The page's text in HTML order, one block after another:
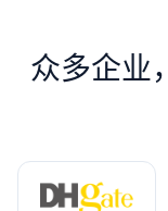
众多企业